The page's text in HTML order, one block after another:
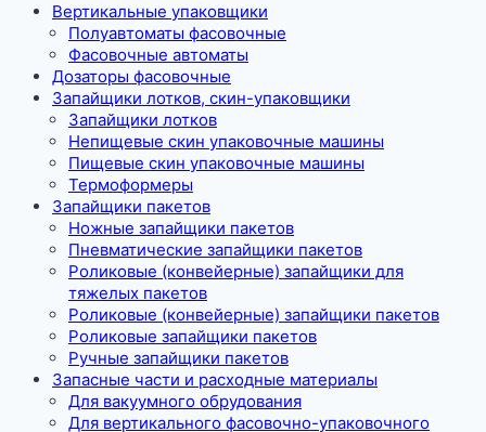
Вертикальные упаковщики
Полуавтоматы фасовочные
Фасовочные автоматы
Дозаторы фасовочные
Запайщики лотков, скин-упаковщики
Запайщики лотков
Непищевые скин упаковочные машины
Пищевые скин упаковочные машины
Термоформеры
Запайщики пакетов
Ножные запайщики пакетов
Пневматические запайщики пакетов
Роликовые (конвейерные) запайщики для
тяжелых пакетов
Роликовые (конвейерные) запайщики пакетов
Роликовые запайщики пакетов
Ручные запайщики пакетов
Запасные части и расходные материалы
Для вакуумного обрудования
Для вертикального фасовочно-упаковочного